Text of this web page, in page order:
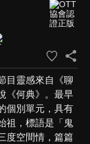
目靈感來自《聊
《何典》。最早
個別單元，具有
祖，標語是「鬼
度空間情，篇篇